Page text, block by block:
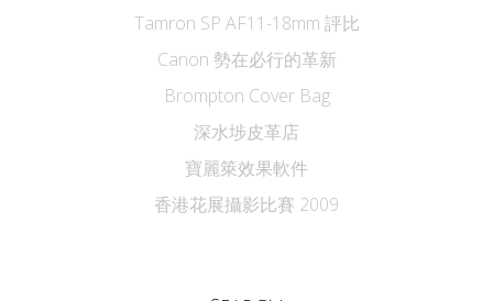
Tamron SP AF11-18mm 評比
Canon 勢在必行的革新
Brompton Cover Bag
深水埗皮革店
寶麗箂效果軟件
香港花展攝影比賽 2009